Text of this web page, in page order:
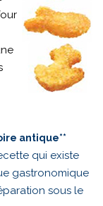
antique**
qui existe
gastronomique
sous le